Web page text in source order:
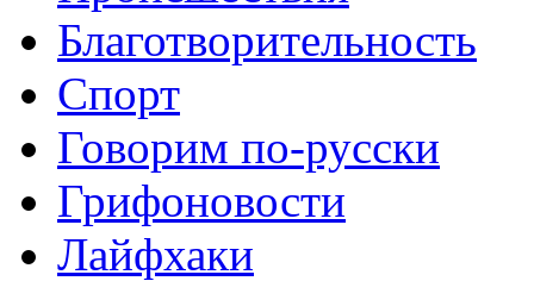
Благотворительность
Спорт
Говорим по-русски
Грифоновости
Лайфхаки